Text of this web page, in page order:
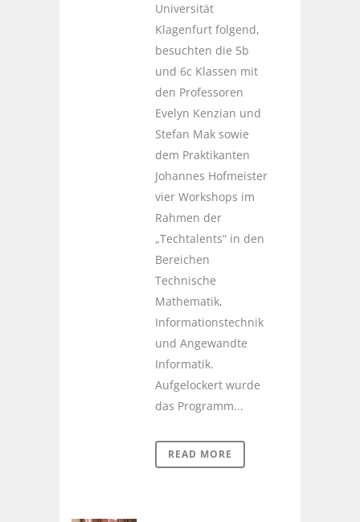
Universität
Klagenfurt folgend,
besuchten die 5b
und 6c Klassen mit
den Professoren
Evelyn Kenzian und
Stefan Mak sowie
dem Praktikanten
Johannes Hofmeister
vier Workshops im
Rahmen der
„Techtalents“ in den
Bereichen
Technische
Mathematik,
Informationstechnik
und Angewandte
Informatik.
Aufgelockert wurde
das Programm...
READ MORE